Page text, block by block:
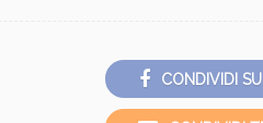
CONDIVIDI